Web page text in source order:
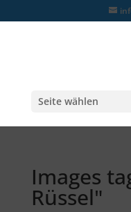
Seite wählen
Images
Rüssel"